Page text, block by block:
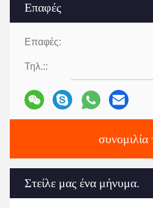
Επαφές
Επαφές:
Τηλ.::
συνομιλία
Στείλε μας ένα μήνυμα.